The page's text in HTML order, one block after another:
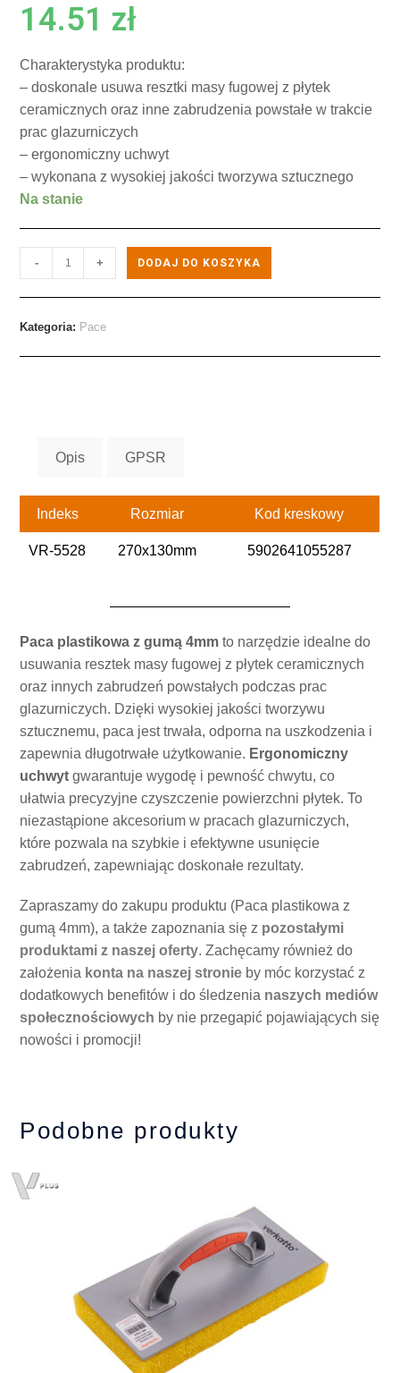
14.51 zł
Charakterystyka produktu:
– doskonale usuwa resztki masy fugowej z płytek
ceramicznych oraz inne zabrudzenia powstałe w trakcie
prac glazurniczych
– ergonomiczny uchwyt
– wykonana z wysokiej jakości tworzywa sztucznego
Na stanie
- + DODAJ DO KOSZYKA
Kategoria: Pace
Opis GPSR
Indeks Rozmiar Kod kreskowy
VR-5528 270x130mm 5902641055287
Paca plastikowa z gumą 4mm to narzędzie idealne do
usuwania resztek masy fugowej z płytek ceramicznych
oraz innych zabrudzeń powstałych podczas prac
glazurniczych. Dzięki wysokiej jakości tworzywu
sztucznemu, paca jest trwała, odporna na uszkodzenia i
zapewnia długotrwałe użytkowanie. Ergonomiczny
uchwyt gwarantuje wygodę i pewność chwytu, co
ułatwia precyzyjne czyszczenie powierzchni płytek. To
niezastąpione akcesorium w pracach glazurniczych,
które pozwala na szybkie i efektywne usunięcie
zabrudzeń, zapewniając doskonałe rezultaty.
Zapraszamy do zakupu produktu (Paca plastikowa z
gumą 4mm), a także zapoznania się z pozostałymi
produktami z naszej oferty. Zachęcamy również do
założenia konta na naszej stronie by móc korzystać z
dodatkowych benefitów i do śledzenia naszych mediów
społecznościowych by nie przegapić pojawiających się
nowości i promocji!
Podobne produkty